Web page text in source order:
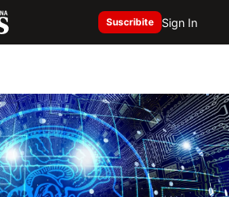
Suscribite Sign In